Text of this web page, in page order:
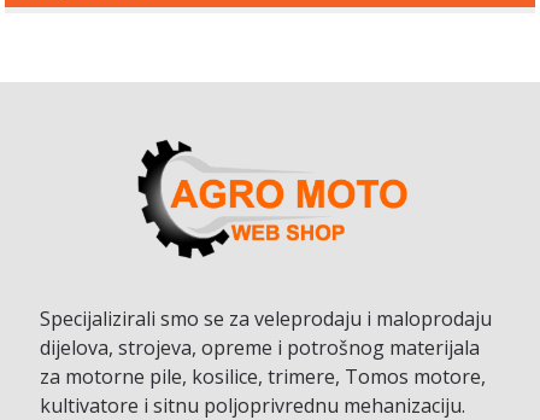
Specijalizirali smo se za veleprodaju i maloprodaju
dijelova, strojeva, opreme i potrošnog materijala
za motorne pile, kosilice, trimere, Tomos motore,
kultivatore i sitnu poljoprivrednu mehanizaciju.